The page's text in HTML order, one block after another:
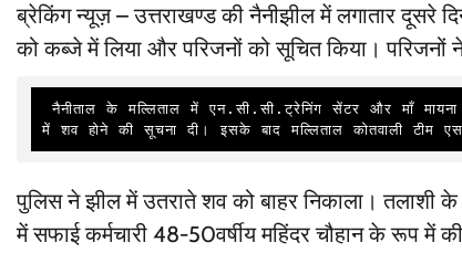
ब्रेकिंग न्यूज़ – उत्तराखण्ड की नैनीझील में लगातार
को कब्जे में लिया और परिजनों को सूचित किया। परिजनों
नैनीताल के मल्लिताल में एन.सी.सी.ट्रेनिंग सेंटर और माँ मायना देवी मंदिर के समीप से किसी व्यक्ति ने सवेरे 7:22 बजे 112 को फोन कर नैनीझील
में शव होने की सूचना दी। इसके बाद मल्लिताल कोतवाली
पुलिस ने झील में उतराते शव को बाहर निकाला।
में सफाई कर्मचारी 48-50वर्षीय महिंदर चौहान के रूप